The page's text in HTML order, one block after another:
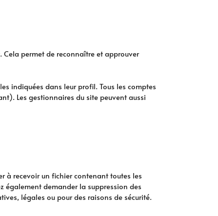
permet de reconnaître et approuver
indiquées dans leur profil. Tous les comptes
Les gestionnaires du site peuvent aussi
à recevoir un fichier contenant toutes les
également demander la suppression des
légales ou pour des raisons de sécurité.